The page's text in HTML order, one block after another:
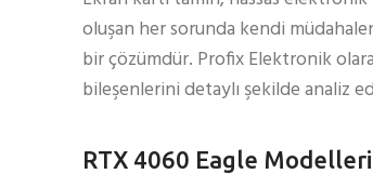
oluşan her sorunda kendi
bir çözümdür. Profix Elektronik
bileşenlerini detaylı şekilde analiz
RTX 4060 Eagle